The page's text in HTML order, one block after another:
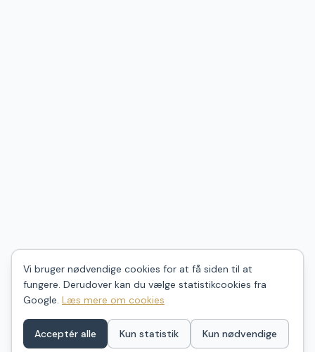
Vi bruger nødvendige cookies for at få siden til at
fungere. Derudover kan du vælge statistikcookies fra
Google. Læs mere om cookies
Acceptér alle Kun statistik Kun nødvendige